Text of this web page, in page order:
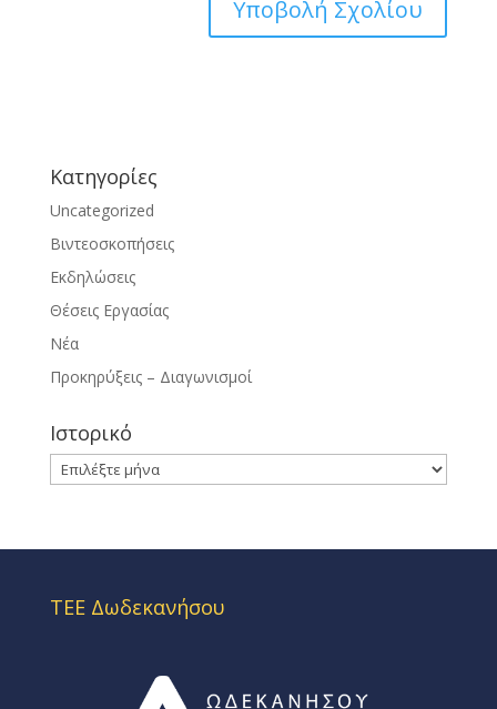
Kατηγορίες
Uncategorized
Βιντεοσκοπήσεις
Εκδηλώσεις
Θέσεις Εργασίας
Νέα
Προκηρύξεις – Διαγωνισμοί
Ιστορικό
Ιστορικό
ΤΕΕ Δωδεκανήσου